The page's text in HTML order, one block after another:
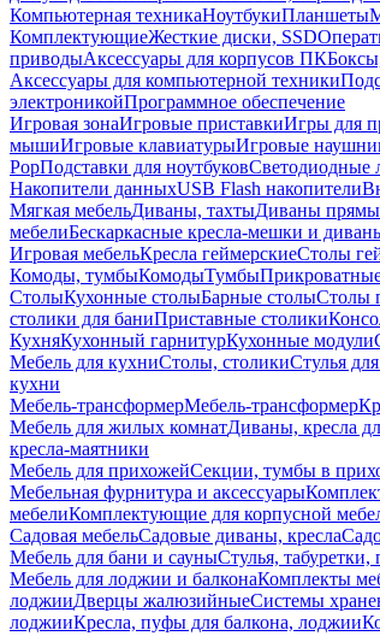
Компьютерная техникаНоутбукиПланшеты
КомплектующиеЖесткие диски, SSD
приводыАксессуары для корпусов ПК
Аксессуары для компьютерной техники
электроникойПрограммное обеспечение
Игровая зонаИгровые приставкиИгры для
мышиИгровые клавиатурыИгровые
PopПодставки для ноутбуковСветодиодные
Накопители данныхUSB Flash накопители
Мягкая мебельДиваны, тахтыДиваны
мебелиБескаркасные кресла-мешки и
Игровая мебельКресла геймерскиеСтолы
Комоды, тумбыКомодыТумбы
СтолыКухонные столыБарные столыСтолы
столики для баниПриставные столики
КухняКухонный гарнитурКухонные модули
Мебель для кухниСтолы, столикиСтулья
кухни
Мебель-трансформерМебель-трансформер
Мебель для жилых комнатДиваны, кресла
кресла-маятники
Мебель для прихожейСекции, тумбы в
Мебельная фурнитура и аксессуары
мебелиКомплектующие для корпусной
Садовая мебельСадовые диваны, кресла
Мебель для бани и сауныСтулья, табуретки,
Мебель для лоджии и балконаКомплекты
лоджииДверцы жалюзийныеСистемы
лоджииКресла, пуфы для балкона, лоджии